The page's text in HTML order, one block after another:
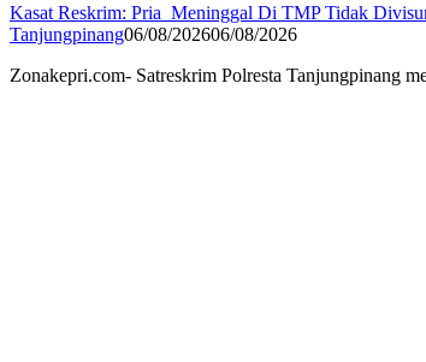
Kasat Reskrim: Pria Meninggal Di TMP Tidak
Tanjungpinang06/08/202606/08/2026
Zonakepri.com- Satreskrim Polresta Tanjungpinang